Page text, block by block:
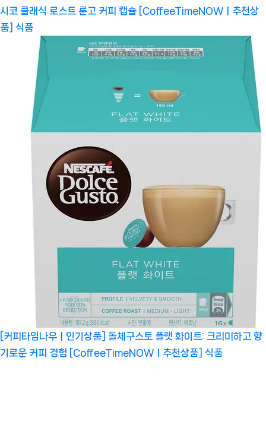
시코 클래식 로스트 룬고 커피 캡슐 [CoffeeTimeNOWㅣ추천상
품] 식품
[커피타임나우ㅣ인기상품] 돌체구스토 플랫 화이트: 크리미하고 향
기로운 커피 경험 [CoffeeTimeNOWㅣ추천상품] 식품